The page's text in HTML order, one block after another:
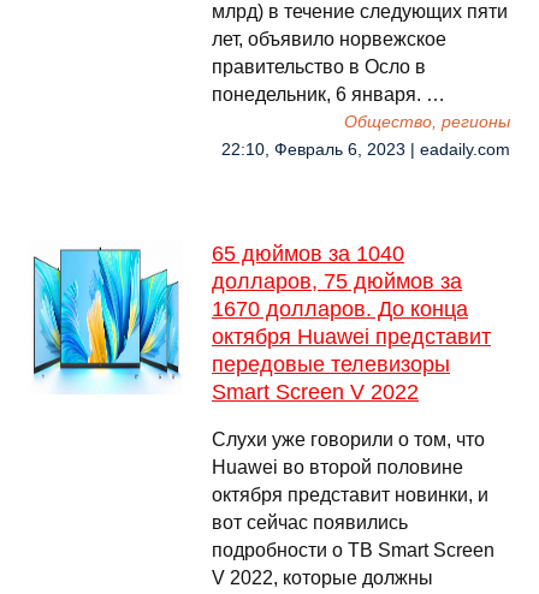
млрд) в течение следующих пяти
лет, объявило норвежское
правительство в Осло в
понедельник, 6 января. …
Общество, регионы
22:10, Февраль 6, 2023 | eadaily.com
65 дюймов за 1040
долларов, 75 дюймов за
1670 долларов. До конца
октября Huawei представит
передовые телевизоры
Smart Screen V 2022
Слухи уже говорили о том, что
Huawei во второй половине
октября представит новинки, и
вот сейчас появились
подробности о ТВ Smart Screen
V 2022, которые должны